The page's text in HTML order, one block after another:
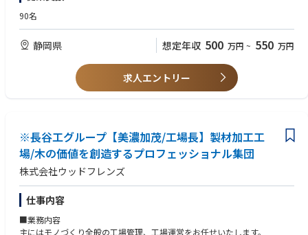
・省エネ診断の専門家として活躍し続けることも可能です。
（2050年に向けてはサプライヤ様での省エネも必要となるため、活躍のフ
ィールドは広がり続けます。）
・商品での環境貢献を謳っている同社としては、省エネを切り口とした工
場の取り組みを他社へ価値提供するといった戦略立案への道に進むことも
可能です。（他社と工場省エネ取り組みの意見交換や事例紹介を行うこと
で、同社へのファン化を進める 等）
・不良分析や改善活動の実務経験
90名
静岡県 想定年収 500 万円 ~ 550 万円
求人エントリー
※長谷工グループ【美濃加茂/工場長】製材加工工
場/木の価値を創造するプロフェッショナル集団
株式会社ウッドフレンズ
仕事内容
■業務内容
主にはモノづくり全般の工場管理、工場運営をお任せいたします。